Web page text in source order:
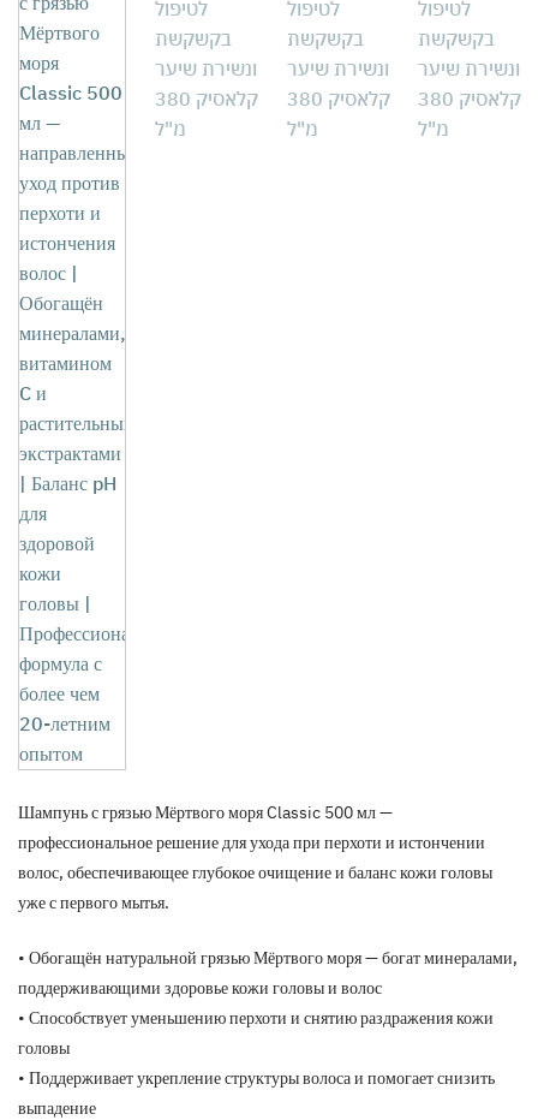
Шампунь с грязью Мёртвого моря Classic 500 мл —
профессиональное решение для ухода при перхоти и истончении
волос, обеспечивающее глубокое очищение и баланс кожи головы
уже с первого мытья.
• Обогащён натуральной грязью Мёртвого моря — богат минералами,
поддерживающими здоровье кожи головы и волос
• Способствует уменьшению перхоти и снятию раздражения кожи
головы
• Поддерживает укрепление структуры волоса и помогает снизить
выпадение